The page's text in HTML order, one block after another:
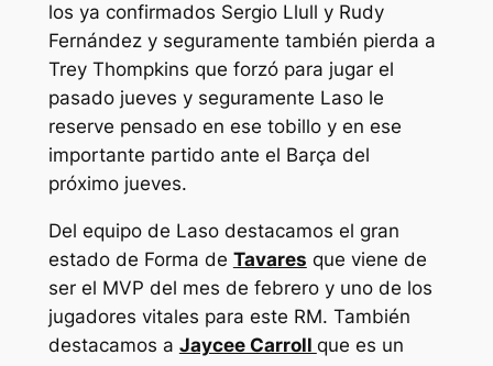
los ya confirmados Sergio Llull y Rudy
Fernández y seguramente también pierda a
Trey Thompkins que forzó para jugar el
pasado jueves y seguramente Laso le
reserve pensado en ese tobillo y en ese
importante partido ante el Barça del
próximo jueves.
Del equipo de Laso destacamos el gran
estado de Forma de Tavares que viene de
ser el MVP del mes de febrero y uno de los
jugadores vitales para este RM. También
destacamos a Jaycee Carroll que es un